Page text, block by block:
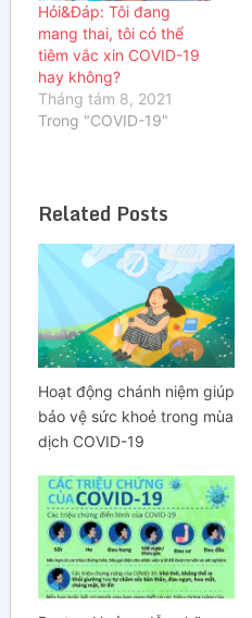
Hỏi&Đáp: Tôi đang
mang thai, tôi có thể
tiêm vắc xin COVID-19
hay không?
Tháng tám 8, 2021
Trong "COVID-19"
Related Posts
Hoạt động chánh niệm giúp
bảo vệ sức khoẻ trong mùa
dịch COVID-19